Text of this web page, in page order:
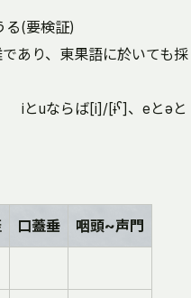
(要検証)
あり、東果語に於いても採
iとuならば[i]/[ɨˁ]、eとəと
口蓋垂 咽頭~声門